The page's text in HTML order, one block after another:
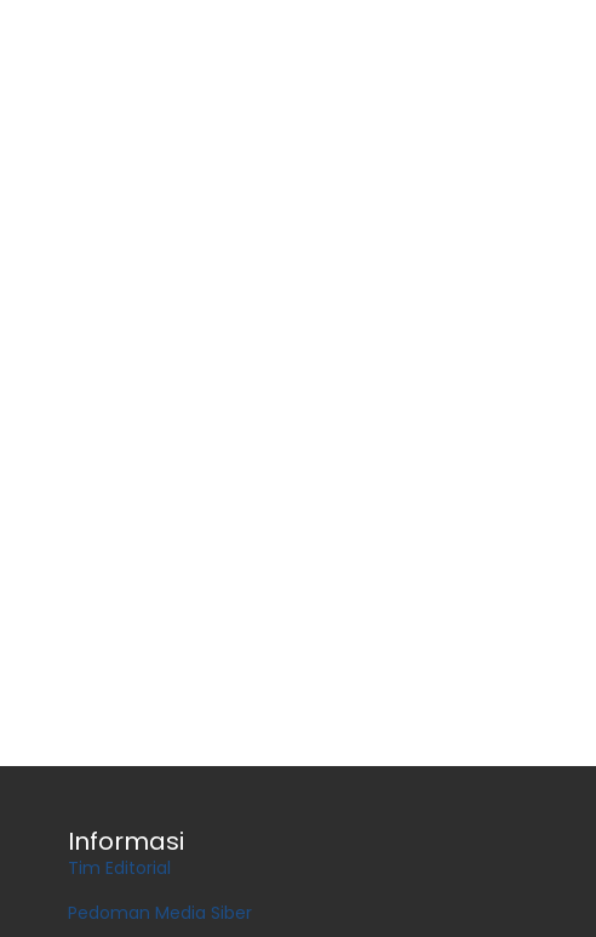
Informasi
Tim Editorial
Pedoman Media Siber